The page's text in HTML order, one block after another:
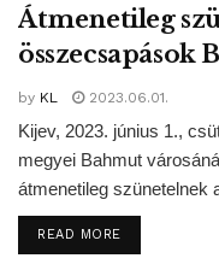
— pksmtv
2020
Click to
Maduro az állami
Airan Berry és Luke
személyazonosító
Átmenetileg
összecsapások
by KL 2023.06.01.
Kijev, 2023. június 1.,
megyei Bahmut
átmenetileg szünetelnek
READ MOREDETAILS